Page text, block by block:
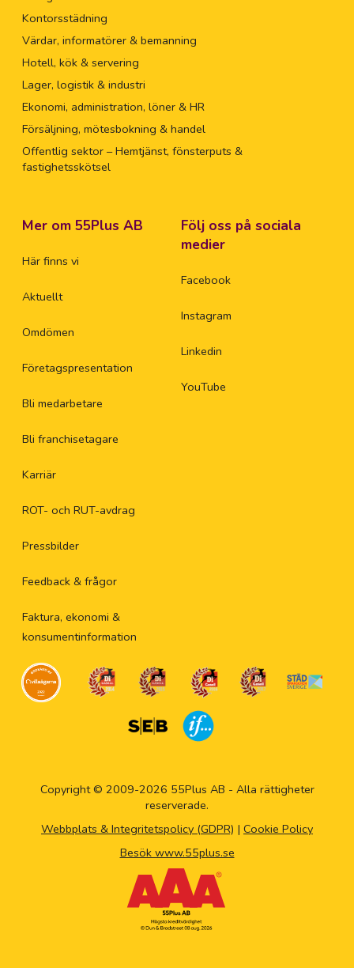
Kontorsstädning
Värdar, informatörer & bemanning
Hotell, kök & servering
Lager, logistik & industri
Ekonomi, administration, löner & HR
Försäljning, mötesbokning & handel
Offentlig sektor – Hemtjänst, fönsterputs &
fastighetsskötsel
Mer om 55Plus AB
Här finns vi
Aktuellt
Omdömen
Företagspresentation
Bli medarbetare
Bli franchisetagare
Karriär
ROT- och RUT-avdrag
Pressbilder
Feedback & frågor
Faktura, ekonomi &
konsumentinformation
Följ oss på sociala
medier
Facebook
Instagram
Linkedin
YouTube
Copyright © 2009-2026 55Plus AB - Alla rättigheter
reserverade.
Webbplats & Integritetspolicy (GDPR) | Cookie Policy
Besök www.55plus.se